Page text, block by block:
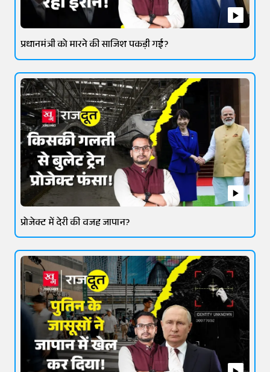
प्रधानमंत्री को मारने की साजिश पकड़ी गई?
प्रोजेक्ट में देरी की वजह जापान?